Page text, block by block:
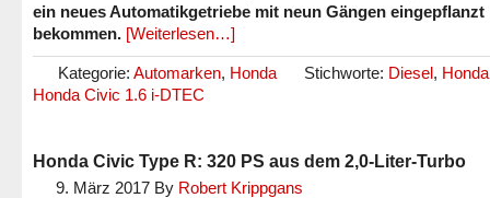
ein neues Automatikgetriebe mit neun Gängen eingepflanzt
bekommen. [Weiterlesen…]
Kategorie: Automarken, Honda Stichworte: Diesel,
Honda Civic 1.6 i-DTEC
Honda Civic Type R: 320 PS aus dem 2,0-Liter-Turbo
9. März 2017 By Robert Krippgans